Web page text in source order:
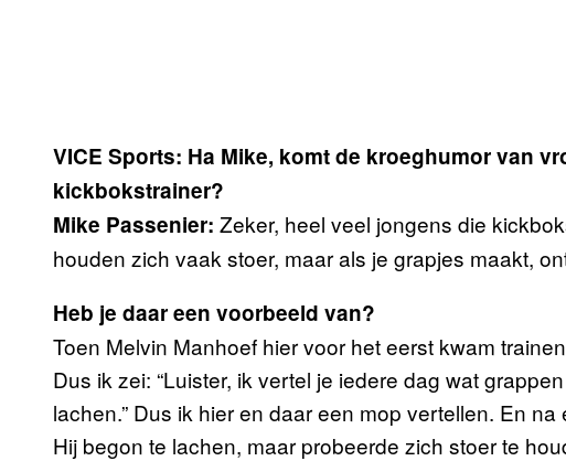
VICE Sports: Ha Mike, komt de kroeghumor van
kickbokstrainer?
Mike Passenier: Zeker, heel veel jongens die
houden zich vaak stoer, maar als je grapjes maakt,
Heb je daar een voorbeeld van?
Toen Melvin Manhoef hier voor het eerst kwam
Dus ik zei: “Luister, ik vertel je iedere dag wat
lachen.” Dus ik hier en daar een mop vertellen. En
Hij begon te lachen, maar probeerde zich stoer te